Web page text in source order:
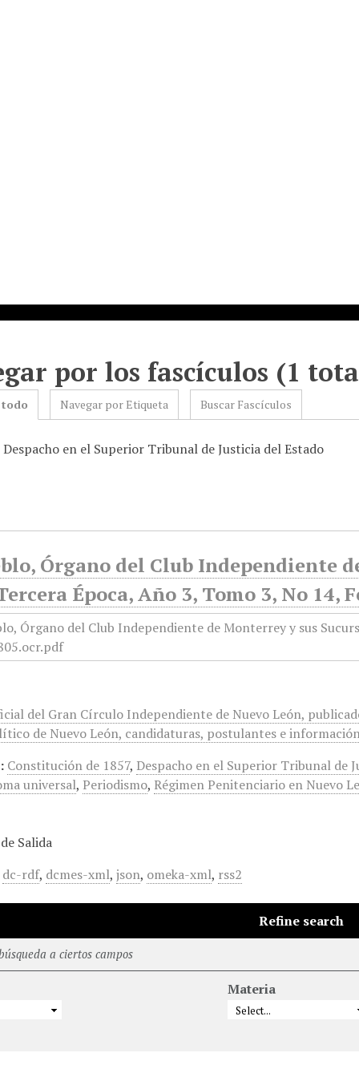
por los fascículos (1
todo Navegar por Etiqueta Buscar Fascículos
en el Superior Tribunal de Justicia del Estado
Órgano del Club Independiente
Época, Año 3, Tomo 3, No 14,
del Gran Círculo Independiente de Nuevo León,
de Nuevo León, candidaturas, postulantes e
Constitución de 1857, Despacho en el Superior Tribunal de
universal, Periodismo, Régimen Penitenciario en Nuevo
Salida
dc-rdf, dcmes-xml,json, omeka-xml, rss2
Refine search
a ciertos campos
Materia